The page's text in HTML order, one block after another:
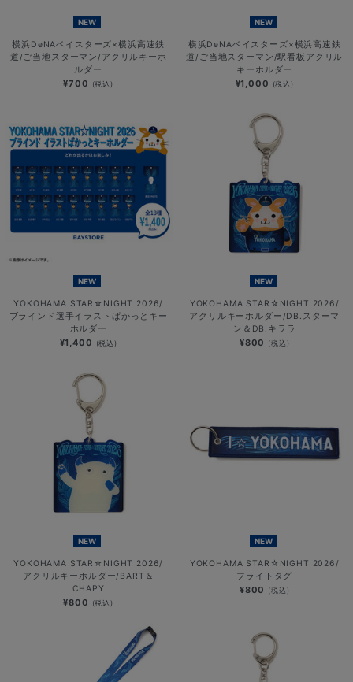
NEW
横浜DeNAベイスターズ×横浜高速鉄
道/ご当地スターマン/アクリルキーホ
ルダー
¥700 (税込)
NEW
横浜DeNAベイスターズ×横浜高速鉄
道/ご当地スターマン/駅看板アクリル
キーホルダー
¥1,000 (税込)
NEW
YOKOHAMA STAR☆NIGHT 2026/
ブラインド選手イラストぱかっとキー
ホルダー
¥1,400 (税込)
NEW
YOKOHAMA STAR☆NIGHT 2026/
アクリルキーホルダー/DB.スターマ
ン＆DB.キララ
¥800 (税込)
NEW
YOKOHAMA STAR☆NIGHT 2026/
アクリルキーホルダー/BART＆
CHAPY
¥800 (税込)
NEW
YOKOHAMA STAR☆NIGHT 2026/
フライトタグ
¥800 (税込)